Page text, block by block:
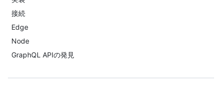
接続
Edge
Node
GraphQL APIの発見